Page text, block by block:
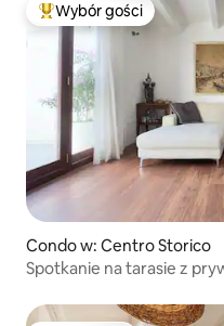
Najpopularniejsze z
Wybór gości
Condo w: Centro Storico
Spotkanie na tarasie z